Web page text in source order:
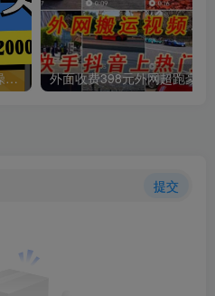
AI起号撸爆头条，小白也能操作，日入2000+
提交